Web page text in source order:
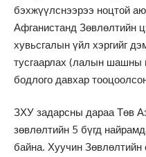
бэхжүүлснээрээ ноцтой
Афганистанд Зөвлөлтийн
хувьсгалын үйл хэргийг
тусгаарлах (лалын шашны
бодлого давхар
ЗХУ задарсны дараа Төв
зөвлөлтийн 5 бүгд
байна. Хуучин Зөвлөлтийн